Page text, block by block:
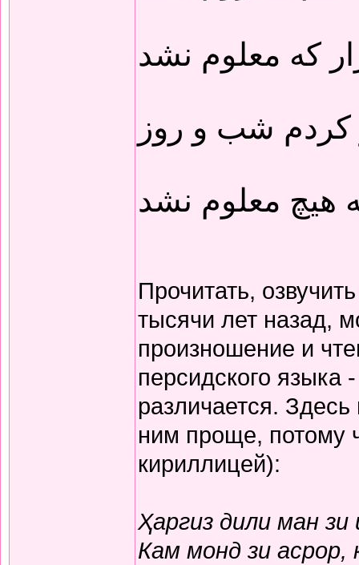
که معلوم نشد
کردم شب و روز
هیچ معلوم نشد
Прочитать,
тысячи лет назад,
произношение и
персидского языка
различается.
ним проще, потому
кириллицей):
Ҳаргиз дили ман
Кам монд зи